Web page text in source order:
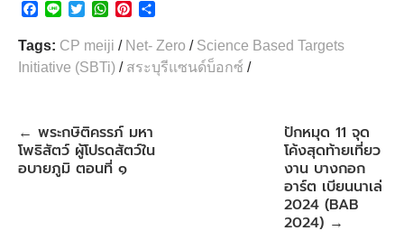
c
e
b
n
i
t
W
a
t
s
n
e
t
a
e
Tags: CP meiji / Net- Zero / Science Based Targets
Initiative (SBTi) / สระบุรีแซนด์บ็อกซ์ /
← พระกษิติครรภ์ มหา
โพธิสัตว์ ผู้โปรดสัตว์ใน
อบายภูมิ ตอนที่ ๑
ปักหมุด 11 จุด
โค้งสุดท้ายเที่ยว
งาน บางกอก
อาร์ต เบียนนาเล่
2024 (BAB
2024) →